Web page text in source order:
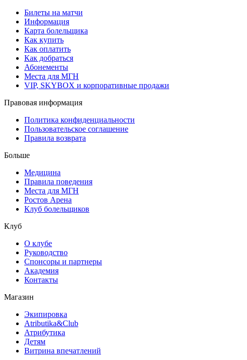
Билеты на матчи
Информация
Карта болельщика
Как купить
Как оплатить
Как добраться
Абонементы
Места для МГН
VIP, SKYBOX и корпоративные продажи
Правовая информация
Политика конфиденциальности
Пользовательское соглашение
Правила возврата
Больше
Медицина
Правила поведения
Места для МГН
Ростов Арена
Клуб болельщиков
Клуб
О клубе
Руководство
Спонсоры и партнеры
Академия
Контакты
Магазин
Экипировка
Atributika&Club
Атрибутика
Детям
Витрина впечатлений